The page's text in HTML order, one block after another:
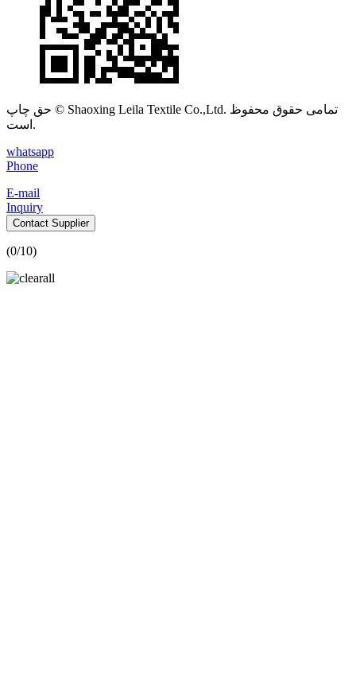
حق چاپ © Shaoxing Leila Textile Co.,Ltd. تمامی حقوق محفوظ
است.
whatsapp
Phone
E-mail
Inquiry
Contact Supplier
(0/10)